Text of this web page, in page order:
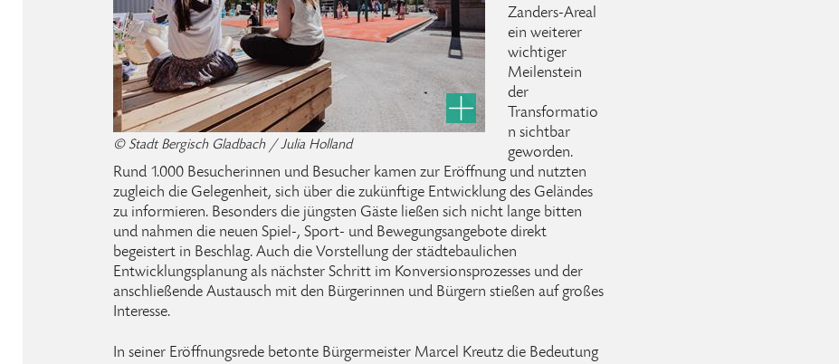
© Stadt Bergisch Gladbach / Julia Holland
Zanders-Areal
ein weiterer
wichtiger
Meilenstein
der
Transformatio
n sichtbar
geworden.
Rund 1.000 Besucherinnen und Besucher kamen zur Eröffnung und nutzten
zugleich die Gelegenheit, sich über die zukünftige Entwicklung des Geländes
zu informieren. Besonders die jüngsten Gäste ließen sich nicht lange bitten
und nahmen die neuen Spiel-, Sport- und Bewegungsangebote direkt
begeistert in Beschlag. Auch die Vorstellung der städtebaulichen
Entwicklungsplanung als nächster Schritt im Konversionsprozesses und der
anschließende Austausch mit den Bürgerinnen und Bürgern stießen auf großes
Interesse.
In seiner Eröffnungsrede betonte Bürgermeister Marcel Kreutz die Bedeutung